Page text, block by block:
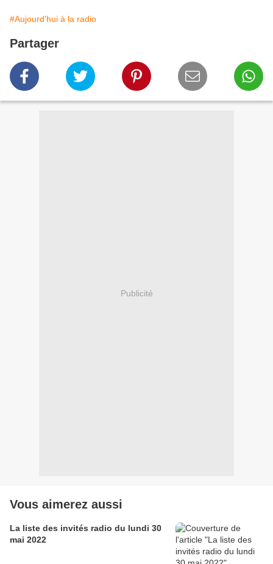
#Aujourd'hui à la radio
Partager
Publicité
Vous aimerez aussi
La liste des invités radio du lundi 30
mai 2022